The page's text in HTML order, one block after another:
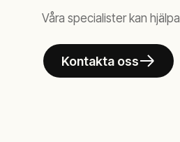
Våra specialister kan
Kontakta oss